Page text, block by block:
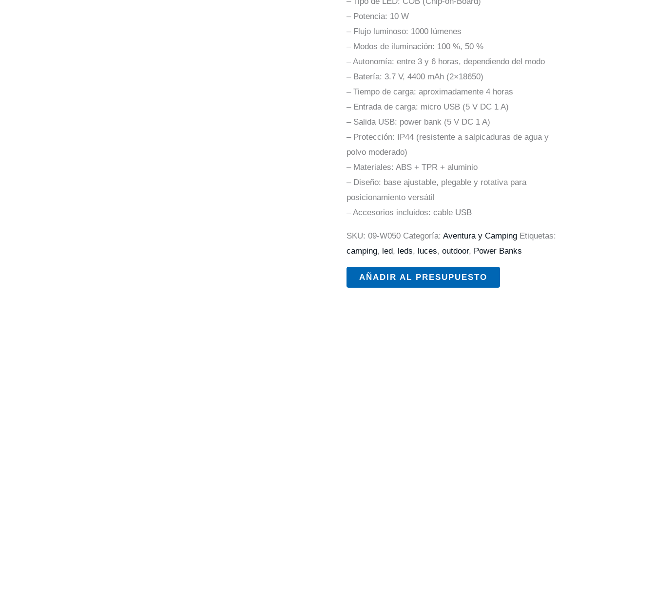
– Potencia: 10 W
– Flujo luminoso: 1000 lúmenes
– Modos de iluminación: 100 %, 50 %
– Autonomía: entre 3 y 6 horas, dependiendo del modo
– Batería: 3.7 V, 4400 mAh (2×18650)
– Tiempo de carga: aproximadamente 4 horas
– Entrada de carga: micro USB (5 V DC 1 A)
– Salida USB: power bank (5 V DC 1 A)
– Protección: IP44 (resistente a salpicaduras de agua y
polvo moderado)
– Materiales: ABS + TPR + aluminio
– Diseño: base ajustable, plegable y rotativa para
posicionamiento versátil
– Accesorios incluidos: cable USB
SKU: 09-W050 Categoría: Aventura y Camping Etiquetas:
camping, led, leds, luces, outdoor, Power Banks
AÑADIR AL PRESUPUESTO